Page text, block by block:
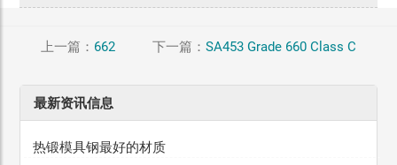
上一篇： 662 下一篇：SA453 Grade 660 Class C
最新资讯信息
热锻模具钢最好的材质